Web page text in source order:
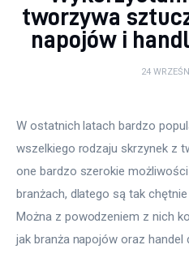
Zdrowie
Lifestyle
Więcej
tworzywa
napojów i
24
W ostatnich latach bardzo
wszelkiego rodzaju skrzynek z
one bardzo szerokie
branżach, dlatego są tak
Można z powodzeniem z nich
jak branża napojów oraz handel